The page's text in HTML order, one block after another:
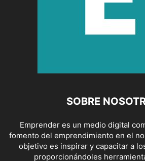
SOBRE
Emprender es un medio digital
fomento del emprendimiento en el
objetivo es inspirar y capacitar a
proporcionándoles